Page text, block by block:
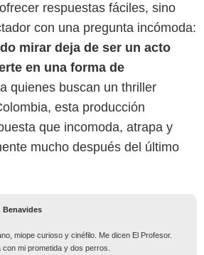
respuestas fáciles, sino
con una pregunta incómoda:
mirar deja de ser un acto
en una forma de
quienes buscan un thriller
esta producción
que incomoda, atrapa y
mucho después del último
Benavides
miope curioso y cinéfilo. Me dicen El Profesor.
con mi prometida y dos perros.